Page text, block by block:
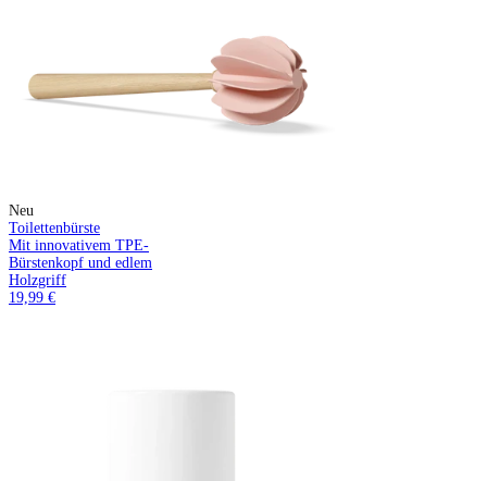
Neu
Toilettenbürste
Mit innovativem TPE-
Bürstenkopf und edlem
Holzgriff
19,99 €